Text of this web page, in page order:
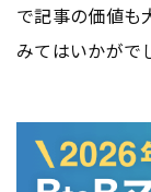
で記事の価値も
みてはいかがで